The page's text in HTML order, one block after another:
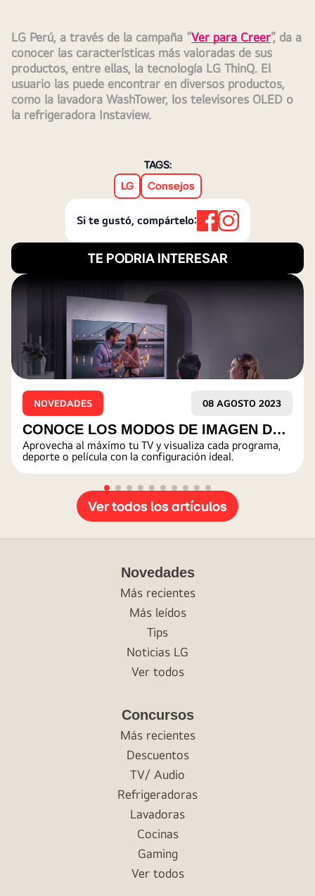
LG Perú, a través de la campaña “Ver para Creer”, da a
conocer las características más valoradas de sus
productos, entre ellas, la tecnología LG ThinQ. El
usuario las puede encontrar en diversos productos,
como la lavadora WashTower, los televisores OLED o
la refrigeradora Instaview.
TAGS:
LG
Consejos
Si te gustó, compártelo:
TE PODRIA INTERESAR
2023
DE
DE
programa,
Gratis Kit juegos tradicionales
DESCRIPCIÓN DE LA ACTIVIDAD.
Ver todos los artículos
Novedades
Más recientes
Más leídos
Tips
Noticias LG
Ver todos
Concursos
Más recientes
Descuentos
TV/ Audio
Refrigeradoras
Lavadoras
Cocinas
Gaming
Ver todos